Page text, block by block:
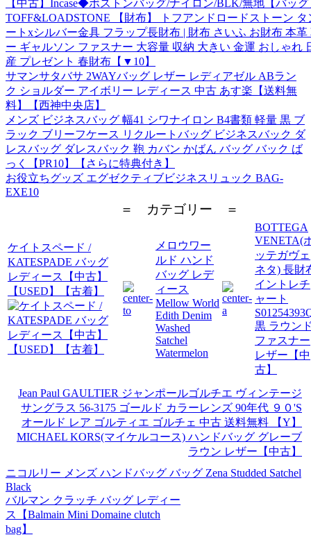
【中古】Incase◆ボストンバッグ/ナイロン/BLK/無地【バッ
TOFF&LOADSTONE 【財布】 トフアンドロードストーン タ
ートxシルバー金具 フラップ長財布 | 財布 さいふ お財布 本革
ー ギャルソン ファスナー 大容量 収納 大きい 金運 おしゃれ
産 プレゼント 春財布【▼10】
サマンサタバサ 2WAYバッグ レザー レディアゼル ABラン
ク ショルダー アイボリー レディース 中古 あす楽【送料無
料】【西神中央店】
メンズ ビジネスバッグ 幅41 シワナイロン B4書類 軽量 黒 ブ
ラック ブリーフケース リクルートバッグ ビジネスバック ダ
レスバッグ ダレスバック 鞄 カバン かばん バッグ バック ば
っく【PR10】【さらに特典付き】
お役立ちグッズ エグゼクティブビジネスリュック BAG-
EXE10
＝ カテゴリー ＝
ケイトスペード /
KATESPADE バッグ
レディース【中古】
【USED】【古着】
メロウワー
ルド ハンド
バッグ レデ
ィース
Mellow World
Edith Denim
Washed
Satchel
Watermelon
BOTTEGA
VENETA(
ッテガヴェ
ネタ) 長財
イントレチ
ャート
黒 ラウン
ファスナー
レザー【中
古】
Jean Paul GAULTIER ジャンポールゴルチエ ヴィンテージ
サングラス 56-3175 ゴールド カラーレンズ 90年代 ９０'S
オールド レア ゴルティエ ゴルチェ 中古 送料無料 【Y】
MICHAEL KORS(マイケルコース) ハンドバッグ グレーブ
ラウン レザー【中古】
ニコルリー メンズ ハンドバッグ バッグ Zena Studded Satchel
Black
バルマン クラッチ バッグ レディー
ス【Balmain Mini Domaine clutch
bag】